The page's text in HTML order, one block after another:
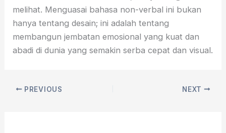
melihat. Menguasai bahasa non-verbal ini bukan
hanya tentang desain; ini adalah tentang
membangun jembatan emosional yang kuat dan
abadi di dunia yang semakin serba cepat dan visual.
PREVIOUS NEXT